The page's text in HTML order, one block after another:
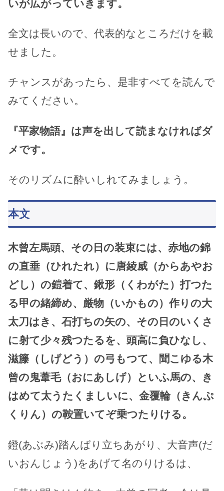
いが広がっていきます。
全文は長いので、代表的なところだけを載
せました。
チャンスがあったら、是非すべてを読んで
みてください。
『平家物語』は声を出して読まなければダ
メです。
そのリズムに酔いしれてみましょう。
本文
木曾左馬頭、その日の装束には、赤地の錦
の直垂（ひれたれ）に唐綾威（からあやお
どし）の鎧着て、鍬形（くわがた）打つた
る甲の緒締め、厳物（いかもの）作りの大
太刀はき、石打ちの矢の、その日のいくさ
に射て少々残つたるを、頭高に負ひなし、
滋籐（しげどう）の弓もつて、聞こゆる木
曾の鬼葦毛（おにあしげ）といふ馬の、き
はめて太うたくましいに、金覆輪（きんぷ
くりん）の鞍置いてぞ乗つたりける。
鐙(あぶみ)踏んばり立ちあがり、大音声(だ
いおんじょう)をあげて名のりけるは、